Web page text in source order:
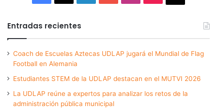
Entradas recientes
Coach de Escuelas Aztecas UDLAP jugará el Mundial de Flag
Football en Alemania
Estudiantes STEM de la UDLAP destacan en el MUTVI 2026
La UDLAP reúne a expertos para analizar los retos de la
administración pública municipal